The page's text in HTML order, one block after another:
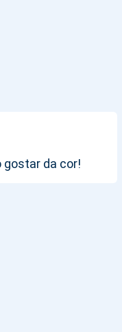
gostar da cor!